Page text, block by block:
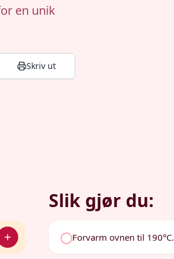
en unik
Skriv ut
Slik gjør du:
Forvarm ovnen til 190°C.